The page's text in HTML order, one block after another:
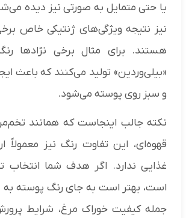
یا حتی متمایل به صورتی نیز دیده
نیز نتیجه ویژگی‌های ژنتیکی خاص
هستند. برای مثال برخی نژادها
«بیلی‌وردین» تولید می‌کنند که باعث
و سبز روی پوسته می‌شود.
نکته جالب اینجاست که همانند
قهوه‌ای، این تفاوت رنگ نیز معمولاً
غذایی ندارد. اگر هدف شما انتخاب
است، بهتر است به جای رنگ پوسته به
جمله کیفیت خوراک مرغ، شرایط